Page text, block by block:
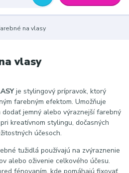
na vlasy
vlasy
je stylingový prípravok, ktorý
farebným efektom. Umožňuje
jemný alebo výraznejší farebný
kreatívnom stylingu, dočasných
účesoch.
tužidlá používajú na zvýraznenie
alebo oživenie celkového účesu.